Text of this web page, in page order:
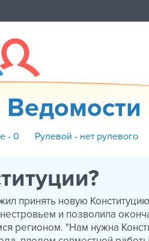
- 0 Рулевой - нет рулевого
принять новую
и позволила
регионом. "Нам нужна